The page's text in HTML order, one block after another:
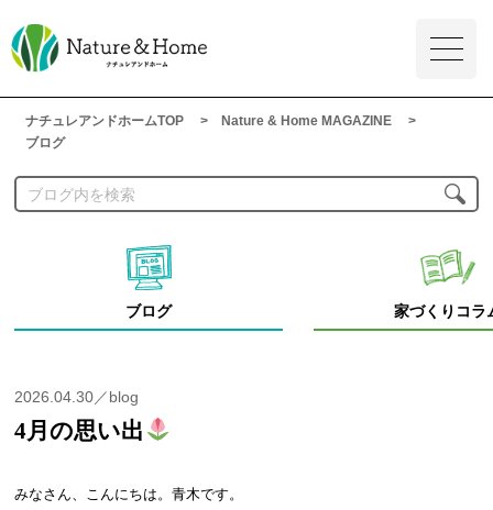
ナチュレアンドホームTOP
Nature & Home MAGAZINE
ブログ
ブログ 家づくりコラ
2026.04.30／blog
4月の思い出
みなさん、こんにちは。青木です。